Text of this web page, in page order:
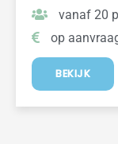
vanaf 20
op
BEKIJK